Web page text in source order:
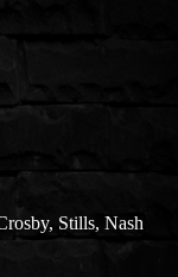
Stills, Nash